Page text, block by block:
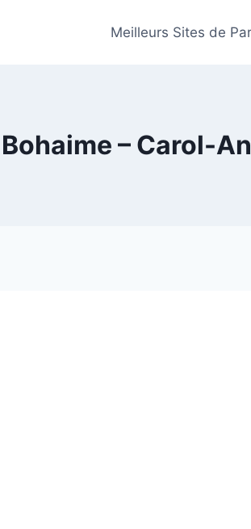
Meilleurs Sites de
– Carol-